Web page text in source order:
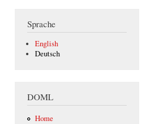
Sprache
English
Deutsch
DOML
Home